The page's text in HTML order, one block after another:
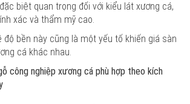
biệt quan trọng đối với kiểu lát xương cá,
xác và thẩm mỹ cao.
bền này cũng là một yếu tố khiến giá sàn
cá khác nhau.
công nghiệp xương cá phù hợp theo kích